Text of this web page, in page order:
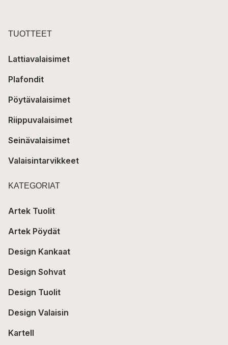
TUOTTEET
Lattiavalaisimet
Plafondit
Pöytävalaisimet
Riippuvalaisimet
Seinävalaisimet
Valaisintarvikkeet
KATEGORIAT
Artek Tuolit
Artek Pöydät
Design Kankaat
Design Sohvat
Design Tuolit
Design Valaisin
Kartell